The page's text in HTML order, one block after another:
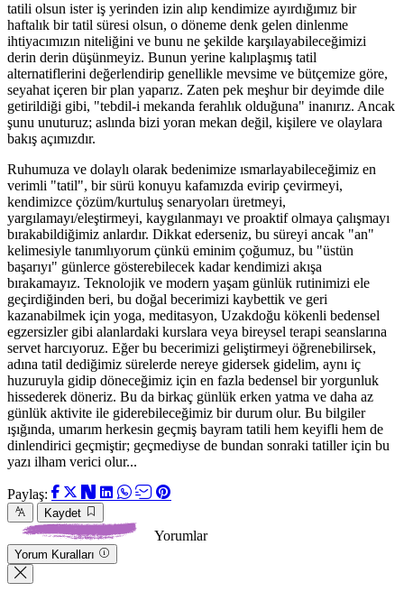
tatili olsun ister iş yerinden izin alıp kendimize ayırdığımız bir
haftalık bir tatil süresi olsun, o döneme denk gelen dinlenme
ihtiyacımızın niteliğini ve bunu ne şekilde karşılayabileceğimizi
derin derin düşünmeyiz. Bunun yerine kalıplaşmış tatil
alternatiflerini değerlendirip genellikle mevsime ve bütçemize göre,
seyahat içeren bir plan yaparız. Zaten pek meşhur bir deyimde dile
getirildiği gibi, "tebdil-i mekanda ferahlık olduğuna" inanırız. Ancak
şunu unuturuz; aslında bizi yoran mekan değil, kişilere ve olaylara
bakış açımızdır.
Ruhumuza ve dolaylı olarak bedenimize ısmarlayabileceğimiz en
verimli "tatil", bir sürü konuyu kafamızda evirip çevirmeyi,
kendimizce çözüm/kurtuluş senaryoları üretmeyi,
yargılamayı/eleştirmeyi, kaygılanmayı ve proaktif olmaya çalışmayı
bırakabildiğimiz anlardır. Dikkat ederseniz, bu süreyi ancak "an"
kelimesiyle tanımlıyorum çünkü eminim çoğumuz, bu "üstün
başarıyı" günlerce gösterebilecek kadar kendimizi akışa
bırakamayız. Teknolojik ve modern yaşam günlük rutinimizi ele
geçirdiğinden beri, bu doğal becerimizi kaybettik ve geri
kazanabilmek için yoga, meditasyon, Uzakdoğu kökenli bedensel
egzersizler gibi alanlardaki kurslara veya bireysel terapi seanslarına
servet harcıyoruz. Eğer bu becerimizi geliştirmeyi öğrenebilirsek,
adına tatil dediğimiz sürelerde nereye gidersek gidelim, aynı iç
huzuruyla gidip döneceğimiz için en fazla bedensel bir yorgunluk
hissederek döneriz. Bu da birkaç günlük erken yatma ve daha az
günlük aktivite ile giderebileceğimiz bir durum olur. Bu bilgiler
ışığında, umarım herkesin geçmiş bayram tatili hem keyifli hem de
dinlendirici geçmiştir; geçmediyse de bundan sonraki tatiller için bu
yazı ilham verici olur...
Paylaş:
Kaydet
Yorumlar
Yorum Kuralları